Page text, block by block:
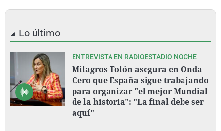
Lo último
ENTREVISTA EN RADIOESTADIO NOCHE
Milagros Tolón asegura en Onda
Cero que España sigue trabajando
para organizar "el mejor Mundial
de la historia": "La final debe ser
aquí"